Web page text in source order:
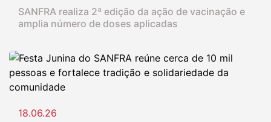
SANFRA realiza 2ª edição da ação de vacinação e
amplia número de doses aplicadas
18.06.26